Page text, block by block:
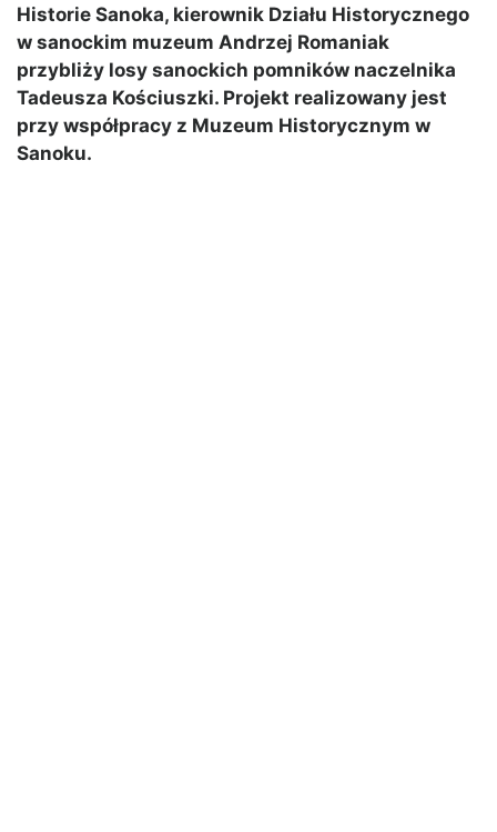
Historie Sanoka, kierownik Działu Historycznego
w sanockim muzeum Andrzej Romaniak
przybliży losy sanockich pomników naczelnika
Tadeusza Kościuszki. Projekt realizowany jest
przy współpracy z Muzeum Historycznym w
Sanoku.